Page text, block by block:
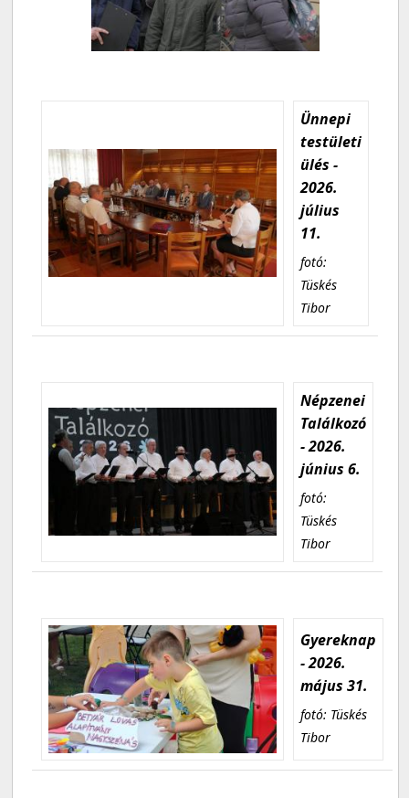
Ünnepi
testületi
ülés -
2026.
július
11.
fotó:
Tüskés
Tibor
Népzenei
Találkozó
- 2026.
június 6.
fotó:
Tüskés
Tibor
Gyereknap
- 2026.
május 31.
fotó: Tüskés
Tibor